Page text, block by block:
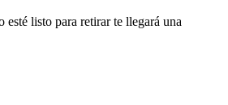
listo para retirar te llegará una